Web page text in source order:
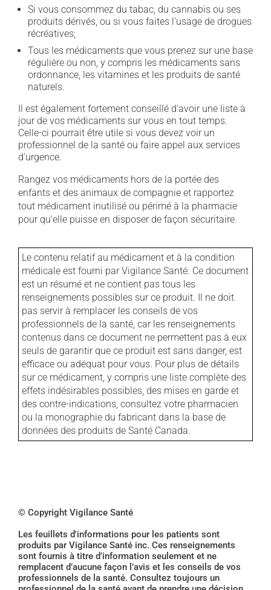
Si vous consommez du tabac, du cannabis ou ses
produits dérivés, ou si vous faites l'usage de drogues
récréatives;
Tous les médicaments que vous prenez sur une base
régulière ou non, y compris les médicaments sans
ordonnance, les vitamines et les produits de santé
naturels.
Il est également fortement conseillé d'avoir une liste à
jour de vos médicaments sur vous en tout temps.
Celle-ci pourrait être utile si vous devez voir un
professionnel de la santé ou faire appel aux services
d'urgence.
Rangez vos médicaments hors de la portée des
enfants et des animaux de compagnie et rapportez
tout médicament inutilisé ou périmé à la pharmacie
pour qu'elle puisse en disposer de façon sécuritaire.
Le contenu relatif au médicament et à la condition
médicale est fourni par Vigilance Santé. Ce document
est un résumé et ne contient pas tous les
renseignements possibles sur ce produit. Il ne doit
pas servir à remplacer les conseils de vos
professionnels de la santé, car les renseignements
contenus dans ce document ne permettent pas à eux
seuls de garantir que ce produit est sans danger, est
efficace ou adéquat pour vous. Pour plus de détails
sur ce médicament, y compris une liste complète des
effets indésirables possibles, des mises en garde et
des contre-indications, consultez votre pharmacien
ou la monographie du fabricant dans la base de
données des produits de Santé Canada.
© Copyright Vigilance Santé
Les feuillets d'informations pour les patients sont
produits par Vigilance Santé inc. Ces renseignements
sont fournis à titre d’information seulement et ne
remplacent d’aucune façon l’avis et les conseils de vos
professionnels de la santé. Consultez toujours un